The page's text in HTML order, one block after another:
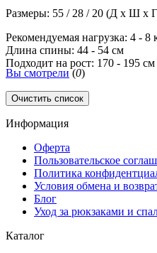
Размеры: 55 / 28 / 20 (Д x Ш x
Рекомендуемая нагрузка: 4 - 8
Длина спины: 44 - 54 см
Подходит на рост: 170 - 195 см
Вы смотрели(0)
Очистить список
Информация
Оферта
Пользовательское
Политика
Условия обмена и
Блог
Уход за рюкзаками и
Каталог